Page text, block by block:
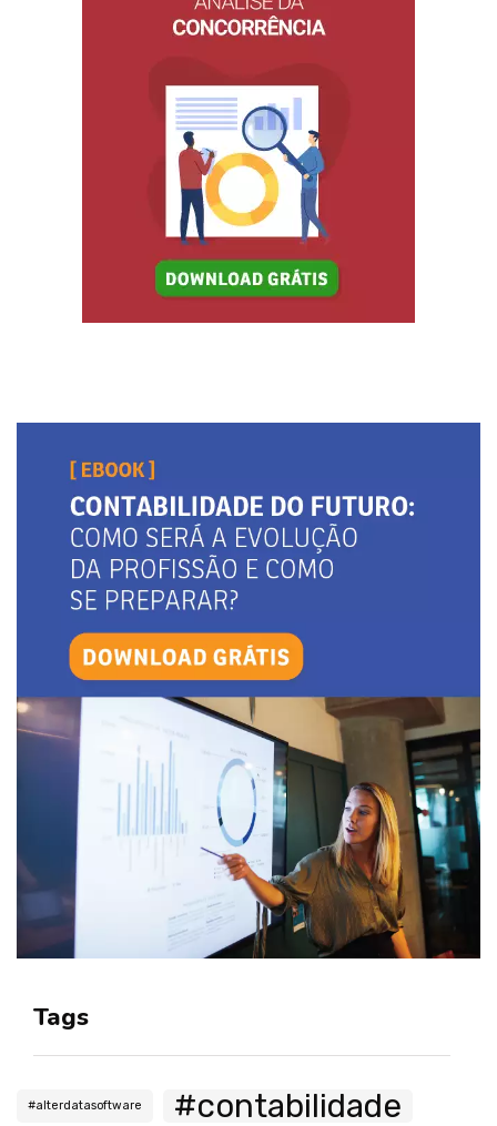
Tags
#alterdatasoftware #contabilidade